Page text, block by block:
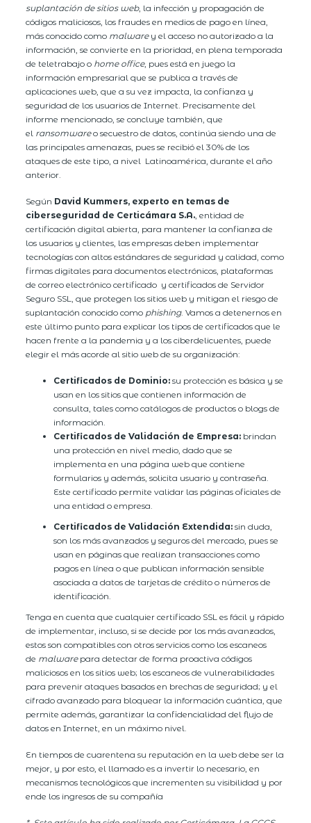
suplantación de sitios web, la infección y propagación de
códigos maliciosos, los fraudes en medios de pago en línea,
más conocido como malwarey el acceso no autorizado a la
información, se convierte en la prioridad, en plena temporada
de teletrabajo o home office, pues está en juego la
información empresarial que se publica a través de
aplicaciones web, que a su vez impacta, la confianza y
seguridad de los usuarios de Internet. Precisamente del
informe mencionado, se concluye también, que
el ransomwareo secuestro de datos, continúa siendo una de
las principales amenazas, pues se recibió el 30% de los
ataques de este tipo, a nivel Latinoamérica, durante el año
anterior.
Según David Kummers, experto en temas de
ciberseguridad de Certicámara S.A. , entidad de
certificación digital abierta, para mantener la confianza de
los usuarios y clientes, las empresas deben implementar
tecnologías con altos estándares de seguridad y calidad, como
firmas digitales para documentos electrónicos, plataformas
de correo electrónico certificado y certificados de Servidor
Seguro SSL, que protegen los sitios web y mitigan el riesgo de
suplantación conocido como phishing. Vamos a detenernos en
este último punto para explicar los tipos de certificados que le
hacen frente a la pandemia y a los ciberdelicuentes, puede
elegir el más acorde al sitio web de su organización:
Certificados de Dominio: su protección es básica y se
usan en los sitios que contienen información de
consulta, tales como catálogos de productos o blogs de
información.
Certificados de Validación de Empresa: brindan
una protección en nivel medio, dado que se
implementa en una página web que contiene
formularios y además, solicita usuario y contraseña.
Este certificado permite validar las páginas oficiales de
una entidad o empresa.
Certificados de Validación Extendida: sin duda,
son los más avanzados y seguros del mercado, pues se
usan en páginas que realizan transacciones como
pagos en línea o que publican información sensible
asociada a datos de tarjetas de crédito o números de
identificación.
Tenga en cuenta que cualquier certificado SSL es fácil y rápido
de implementar, incluso, si se decide por los más avanzados,
estos son compatibles con otros servicios como los escaneos
de malware para detectar de forma proactiva códigos
maliciosos en los sitios web; los escaneos de vulnerabilidades
para prevenir ataques basados en brechas de seguridad; y el
cifrado avanzado para bloquear la información cuántica, que
permite además, garantizar la confidencialidad del flujo de
datos en Internet, en un máximo nivel.
En tiempos de cuarentena su reputación en la web debe ser la
mejor, y por esto, el llamado es a invertir lo necesario, en
mecanismos tecnológicos que incrementen su visibilidad y por
ende los ingresos de su compañía